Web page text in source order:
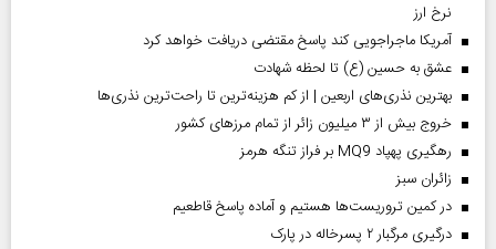
نرخ ارز
آمریکا ماجراجویی کند پاسخ مقتضی دریافت خواهد کرد
عشق به حسین (ع) تا لحظه شهادت
بهترین نذری‌های اربعین | از کم هزینه‌ترین تا راحت‌ترین نذری‌ها
خروج بیش از ۳ میلیون زائر از تمام مرز‌های کشور
رهگیری پهپاد MQ9 بر فراز تنگه هرمز
‌زائران سبز
در کمین تروریست‌ها هستیم و آماده پاسخ قاطعیم
درگیری مرگبار ۲ پسرخاله در پارک